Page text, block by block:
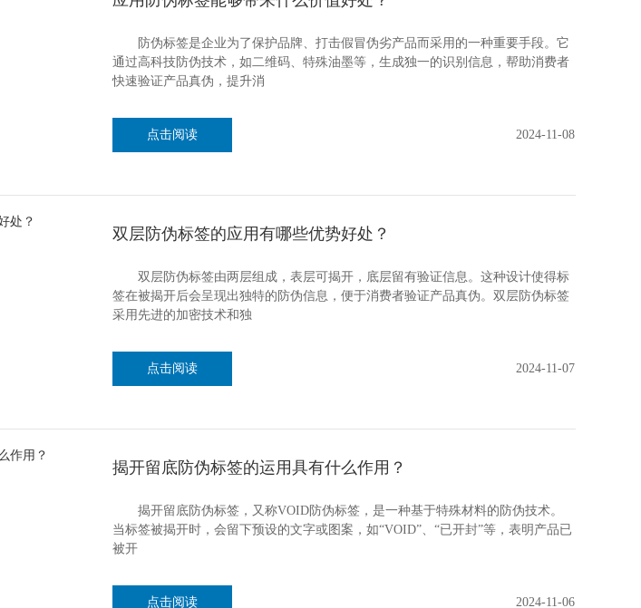
防伪标签是企业为了保护品牌、打击假冒伪劣产品而采用的一种重要手段。它
通过高科技防伪技术，如二维码、特殊油墨等，生成独一的识别信息，帮助消费者
快速验证产品真伪，提升消
点击阅读 2024-11-08
双层防伪标签的应用有哪些优势好处？
双层防伪标签由两层组成，表层可揭开，底层留有验证信息。这种设计使得标
签在被揭开后会呈现出独特的防伪信息，便于消费者验证产品真伪。双层防伪标签
采用先进的加密技术和独
点击阅读 2024-11-07
揭开留底防伪标签的运用具有什么作用？
揭开留底防伪标签，又称VOID防伪标签，是一种基于特殊材料的防伪技术。
当标签被揭开时，会留下预设的文字或图案，如“VOID”、“已开封”等，表明产品已
被开
点击阅读 2024-11-06